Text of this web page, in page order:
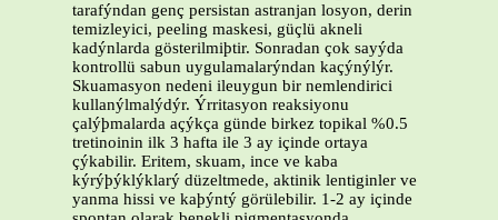
tarafýndan genç persistan astranjan losyon, derin
temizleyici, peeling maskesi, güçlü akneli
kadýnlarda gösterilmiþtir. Sonradan çok sayýda
kontrollü sabun uygulamalarýndan kaçýnýlýr.
Skuamasyon nedeni ileuygun bir nemlendirici
kullanýlmalýdýr. Ýrritasyon reaksiyonu
çalýþmalarda açýkça günde birkez topikal %0.5
tretinoinin ilk 3 hafta ile 3 ay içinde ortaya
çýkabilir. Eritem, skuam, ince ve kaba
kýrýþýklýklarý düzeltmede, aktinik lentiginler ve
yanma hissi ve kaþýntý görülebilir. 1-2 ay içinde